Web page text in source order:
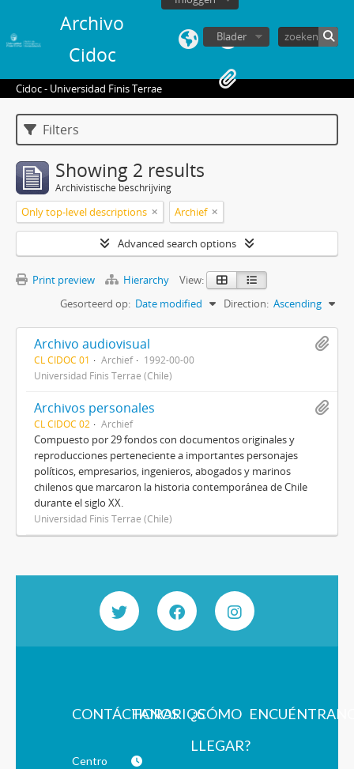
Archivo
Cidoc
Blader
Cidoc - Universidad Finis Terrae
Filters
Showing 2 results
Archivistische beschrijving
Only top-level descriptions Archief
Advanced search options
Print preview Hierarchy
View:
Gesorteerd op: Date modified Direction: Ascending
Archivo audiovisual
CL CIDOC 01 Archief
1992-00-00
Universidad Finis Terrae (Chile)
Archivos personales
CL CIDOC 02 Archief
Compuesto por 29 fondos con documentos originales y
reproducciones perteneciente a importantes personajes
políticos, empresarios, ingenieros, abogados y marinos
chilenos que marcaron la historia contemporánea de Chile
durante el siglo XX.
Universidad Finis Terrae (Chile)
CONTÁCTANOS
Centro
HORARIOS¿CÓMO
LLEGAR?